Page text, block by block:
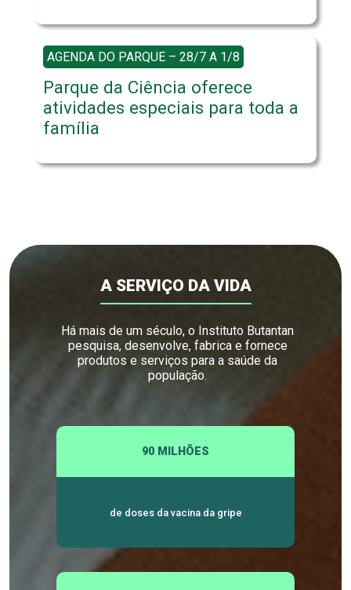
AGENDA DO PARQUE – 28/7 A 1/8
Parque da Ciência oferece
atividades especiais para toda a
família
A SERVIÇO DA VIDA
Há mais de um século, o Instituto Butantan
pesquisa, desenvolve, fabrica e fornece
produtos e serviços para a saúde da
população.
90 MILHÕES
de doses da vacina da gripe